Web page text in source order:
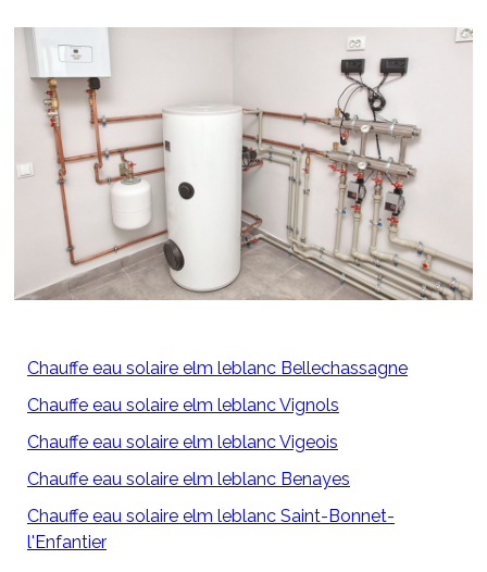
Chauffe eau solaire elm leblanc Bellechassagne
Chauffe eau solaire elm leblanc Vignols
Chauffe eau solaire elm leblanc Vigeois
Chauffe eau solaire elm leblanc Benayes
Chauffe eau solaire elm leblanc Saint-Bonnet-
l'Enfantier